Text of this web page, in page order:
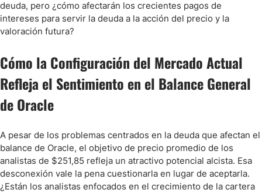
deuda, pero ¿cómo afectarán los crecientes pagos de
intereses para servir la deuda a la acción del precio y la
valoración futura?
Cómo la Configuración del Mercado Actual
Refleja el Sentimiento en el Balance General
de Oracle
A pesar de los problemas centrados en la deuda que afectan el
balance de Oracle, el objetivo de precio promedio de los
analistas de $251,85 refleja un atractivo potencial alcista. Esa
desconexión vale la pena cuestionarla en lugar de aceptarla.
¿Están los analistas enfocados en el crecimiento de la cartera